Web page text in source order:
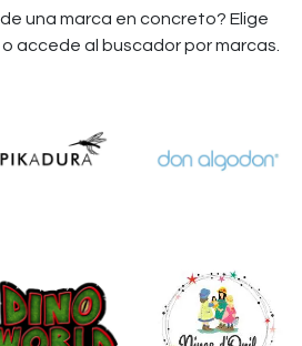
una marca en concreto? Elige
accede al buscador por marcas.